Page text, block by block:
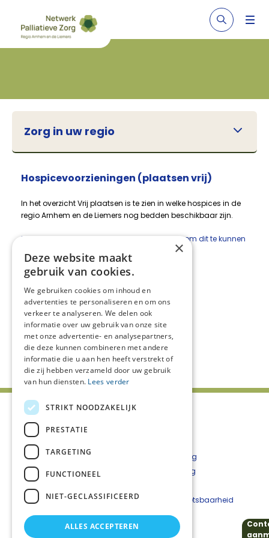
Zorg in uw regio
Hospicevoorzieningen (plaatsen vrij)
In het overzicht Vrij plaatsen is te zien in welke hospices in de
regio Arnhem en de Liemers nog bedden beschikbaar zijn.
U moet eerstfunctionele cookies accepteren om dit te kunnen
Deel deze pagina:
Patiënten en naasten
Zorgverleners
Het Netwerk
Nieuws
Privacyverklaring
Cookieverklaring
Beveiligingskwetsbaarheid
melden
×
Deze website maakt
gebruik van cookies.
We gebruiken cookies om inhoud en
advertenties te personaliseren en om ons
verkeer te analyseren. We delen ook
informatie over uw gebruik van onze site
met onze advertentie- en analysepartners,
die deze kunnen combineren met andere
informatie die u aan hen heeft verstrekt of
die zij hebben verzameld door uw gebruik
van hun diensten. Lees verder
STRIKT NOODZAKELIJK
PRESTATIE
TARGETING
FUNCTIONEEL
NIET-GECLASSIFICEERD
ALLES ACCEPTEREN